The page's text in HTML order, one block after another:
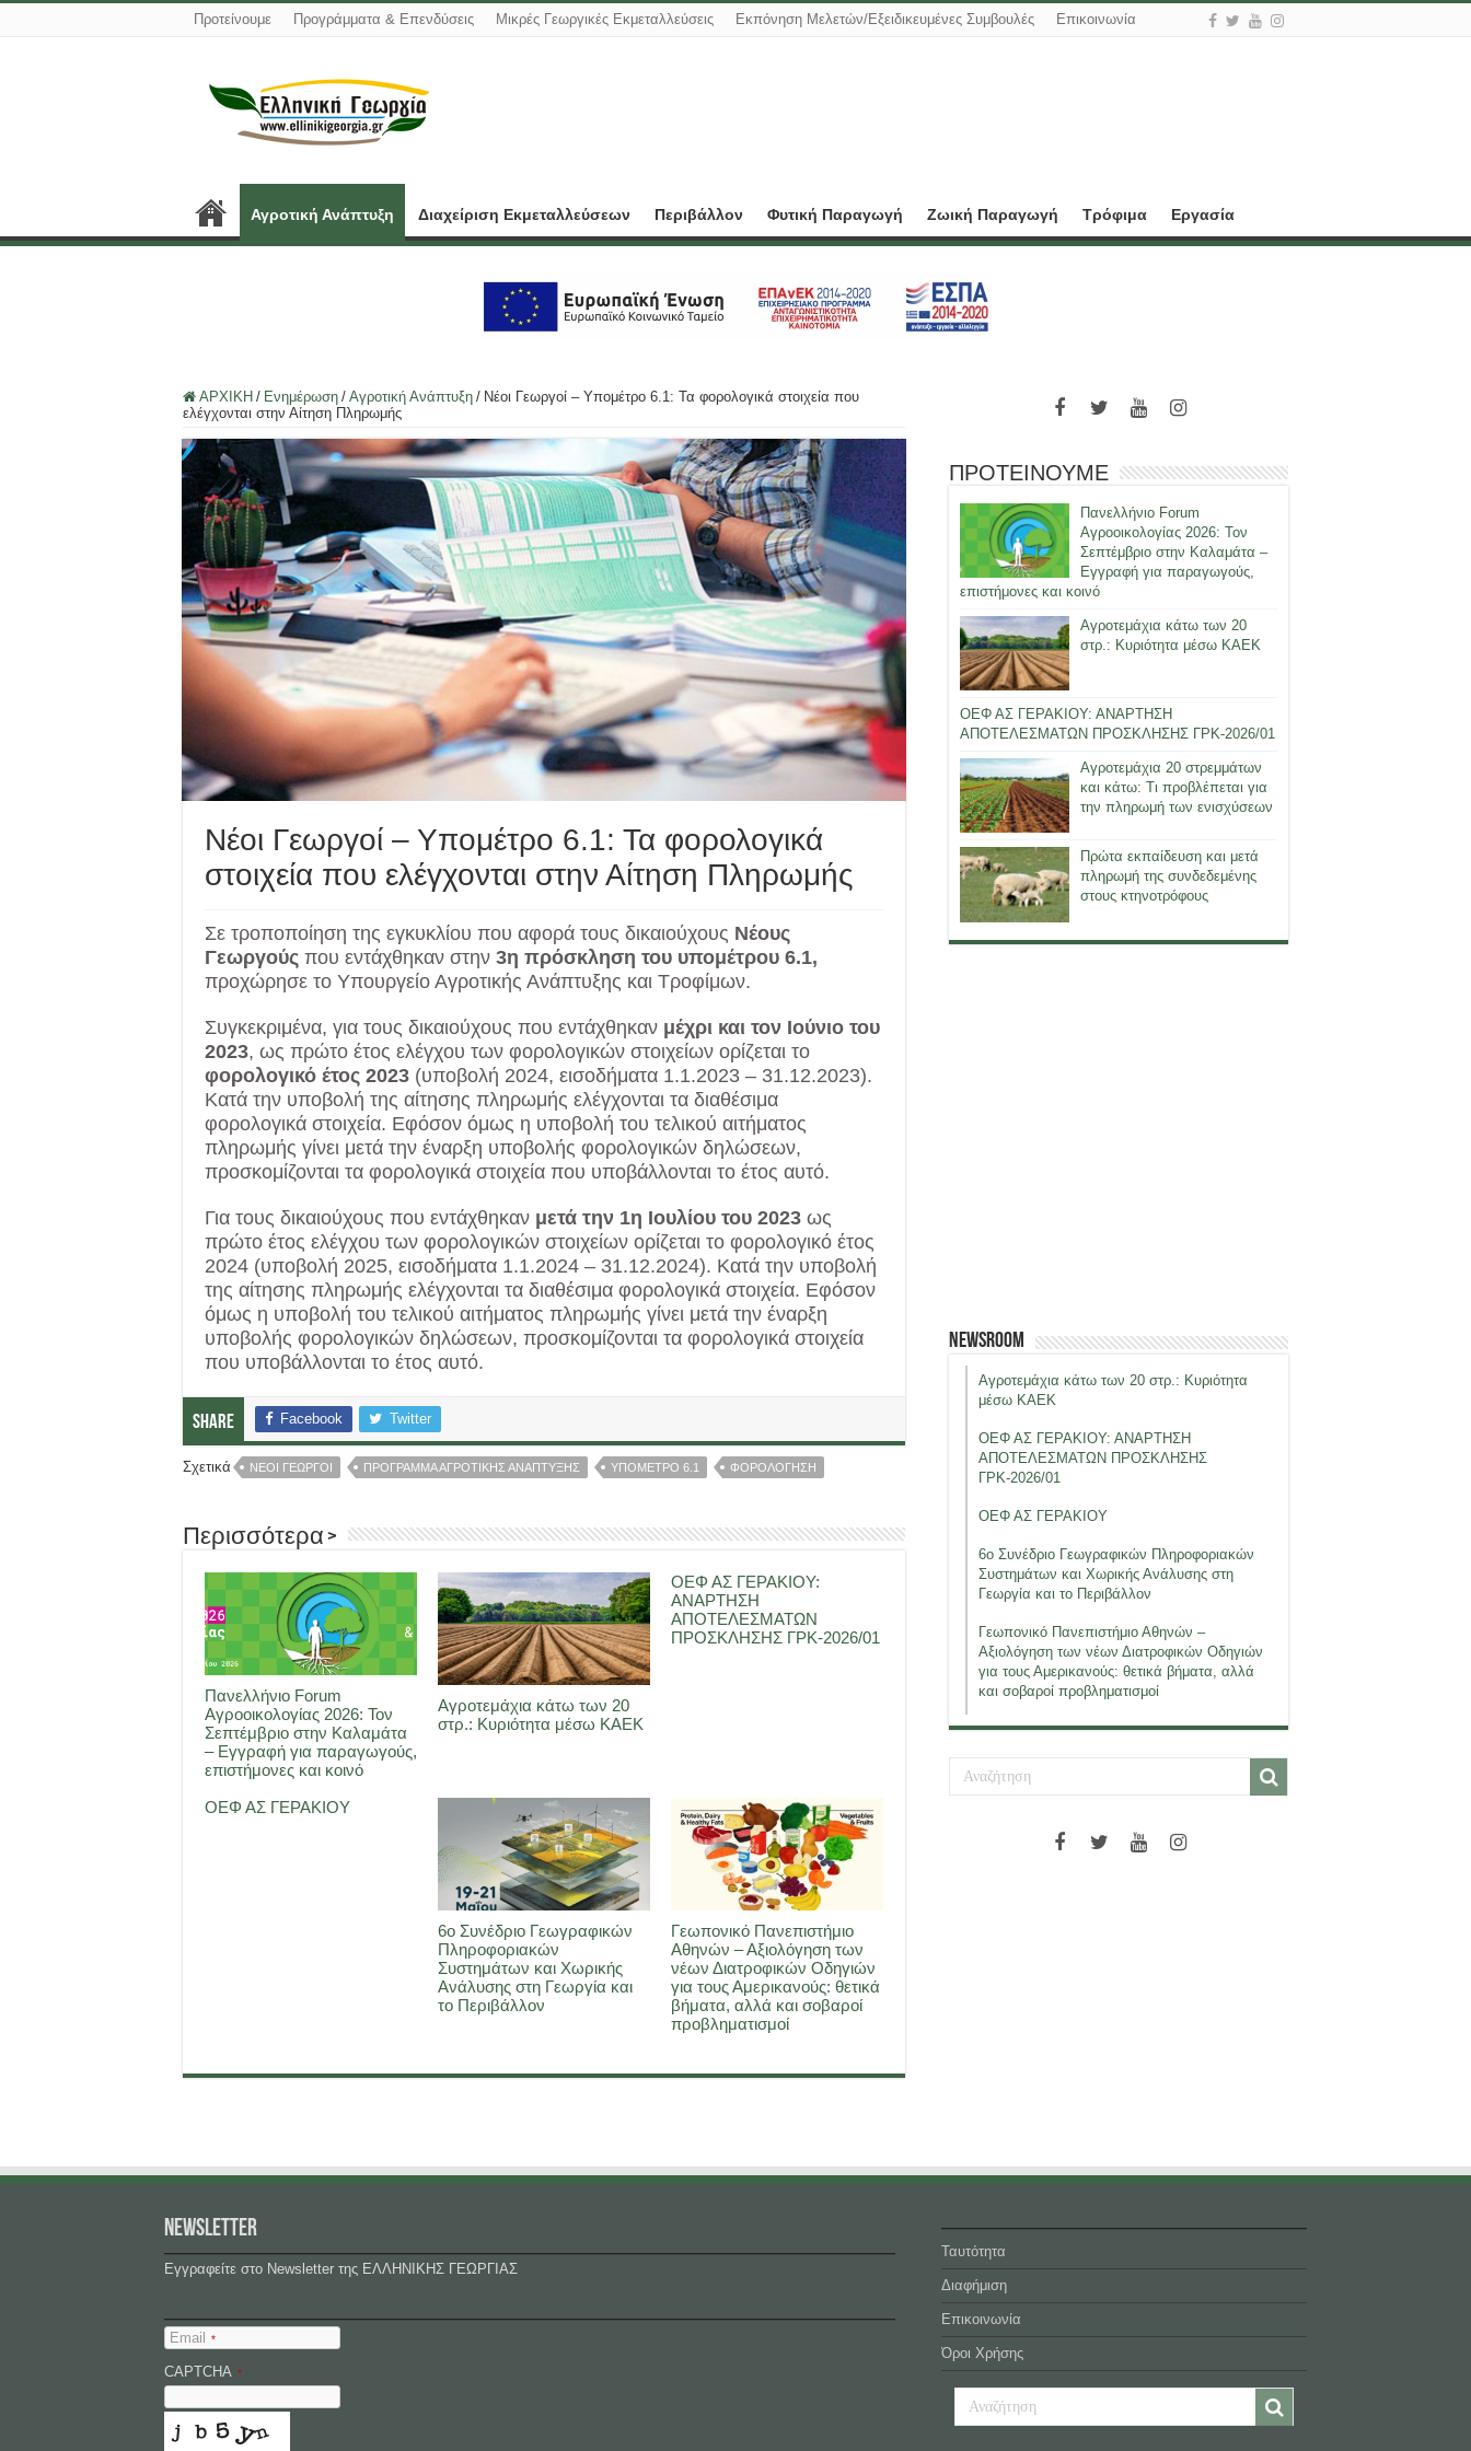
Προτείνουμε Προγράμματα & Επενδύσεις Μικρές Γεωργικές Εκμεταλλεύσεις Εκπόνηση Μελετών/Εξειδικευμένες Συμβουλές Επικοινωνία
Αγροτική Ανάπτυξη Διαχείριση Εκμεταλλεύσεων Περιβάλλον Φυτική Παραγωγή Ζωική Παραγωγή Τρόφιμα Εργασία
ΑΡΧΙΚΗ / Ενημέρωση / Αγροτική Ανάπτυξη / Νέοι Γεωργοί – Υπομέτρο 6.1: Τα φορολογικά στοιχεία που
ελέγχονται στην Αίτηση Πληρωμής
Νέοι Γεωργοί – Υπομέτρο 6.1: Τα φορολογικά
στοιχεία που ελέγχονται στην Αίτηση Πληρωμής
Σε τροποποίηση της εγκυκλίου που αφορά τους δικαιούχους Νέους
Γεωργούς που εντάχθηκαν στην 3η πρόσκληση του υπομέτρου 6.1,
προχώρησε το Υπουργείο Αγροτικής Ανάπτυξης και Τροφίμων.
Συγκεκριμένα, για τους δικαιούχους που εντάχθηκαν μέχρι και τον Ιούνιο του
2023, ως πρώτο έτος ελέγχου των φορολογικών στοιχείων ορίζεται το
φορολογικό έτος 2023 (υποβολή 2024, εισοδήματα 1.1.2023 – 31.12.2023).
Κατά την υποβολή της αίτησης πληρωμής ελέγχονται τα διαθέσιμα
φορολογικά στοιχεία. Εφόσον όμως η υποβολή του τελικού αιτήματος
πληρωμής γίνει μετά την έναρξη υποβολής φορολογικών δηλώσεων,
προσκομίζονται τα φορολογικά στοιχεία που υποβάλλονται το έτος αυτό.
Για τους δικαιούχους που εντάχθηκαν μετά την 1η Ιουλίου του 2023 ως
πρώτο έτος ελέγχου των φορολογικών στοιχείων ορίζεται το φορολογικό έτος
2024 (υποβολή 2025, εισοδήματα 1.1.2024 – 31.12.2024). Κατά την υποβολή
της αίτησης πληρωμής ελέγχονται τα διαθέσιμα φορολογικά στοιχεία. Εφόσον
όμως η υποβολή του τελικού αιτήματος πληρωμής γίνει μετά την έναρξη
υποβολής φορολογικών δηλώσεων, προσκομίζονται τα φορολογικά στοιχεία
που υποβάλλονται το έτος αυτό.
Share Facebook Twitter
Σχετικά ΝΕΟΙ ΓΕΩΡΓΟΙ ΠΡΟΓΡΑΜΜΑ ΑΓΡΟΤΙΚΗΣ ΑΝΑΠΤΥΞΗΣ ΥΠΟΜΕΤΡΟ 6.1 ΦΟΡΟΛΟΓΗΣΗ
Περισσότερα >
Πανελλήνιο Forum
Αγροοικολογίας 2026: Τον
Σεπτέμβριο στην Καλαμάτα
– Εγγραφή για παραγωγούς,
επιστήμονες και κοινό
Αγροτεμάχια κάτω των 20
στρ.: Κυριότητα μέσω ΚΑΕΚ
ΟΕΦ ΑΣ ΓΕΡΑΚΙΟΥ:
ΑΝΑΡΤΗΣΗ
ΑΠΟΤΕΛΕΣΜΑΤΩΝ
ΠΡΟΣΚΛΗΣΗΣ ΓΡΚ-2026/01
ΟΕΦ ΑΣ ΓΕΡΑΚΙΟΥ
6ο Συνέδριο Γεωγραφικών
Πληροφοριακών
Συστημάτων και Χωρικής
Ανάλυσης στη Γεωργία και
το Περιβάλλον
Γεωπονικό Πανεπιστήμιο
Αθηνών – Αξιολόγηση των
νέων Διατροφικών Οδηγιών
για τους Αμερικανούς: θετικά
βήματα, αλλά και σοβαροί
προβληματισμοί
ΠΡΟΤΕΙΝΟΥΜΕ
Πανελλήνιο Forum
Αγροοικολογίας 2026: Τον
Σεπτέμβριο στην Καλαμάτα –
Εγγραφή για παραγωγούς,
επιστήμονες και κοινό
Αγροτεμάχια κάτω των 20
στρ.: Κυριότητα μέσω ΚΑΕΚ
ΟΕΦ ΑΣ ΓΕΡΑΚΙΟΥ: ΑΝΑΡΤΗΣΗ
ΑΠΟΤΕΛΕΣΜΑΤΩΝ ΠΡΟΣΚΛΗΣΗΣ ΓΡΚ-2026/01
Αγροτεμάχια 20 στρεμμάτων
και κάτω: Τι προβλέπεται για
την πληρωμή των ενισχύσεων
Πρώτα εκπαίδευση και μετά
πληρωμή της συνδεδεμένης
στους κτηνοτρόφους
Newsroom
Αγροτεμάχια κάτω των 20 στρ.: Κυριότητα
μέσω ΚΑΕΚ
ΟΕΦ ΑΣ ΓΕΡΑΚΙΟΥ: ΑΝΑΡΤΗΣΗ
ΑΠΟΤΕΛΕΣΜΑΤΩΝ ΠΡΟΣΚΛΗΣΗΣ
ΓΡΚ-2026/01
ΟΕΦ ΑΣ ΓΕΡΑΚΙΟΥ
6ο Συνέδριο Γεωγραφικών Πληροφοριακών
Συστημάτων και Χωρικής Ανάλυσης στη
Γεωργία και το Περιβάλλον
Γεωπονικό Πανεπιστήμιο Αθηνών –
Αξιολόγηση των νέων Διατροφικών Οδηγιών
για τους Αμερικανούς: θετικά βήματα, αλλά
και σοβαροί προβληματισμοί
NEWSLETTER
Εγγραφείτε στο Newsletter της ΕΛΛΗΝΙΚΗΣ ΓΕΩΡΓΙΑΣ
Email *
CAPTCHA *
Ταυτότητα
Διαφήμιση
Επικοινωνία
Όροι Χρήσης